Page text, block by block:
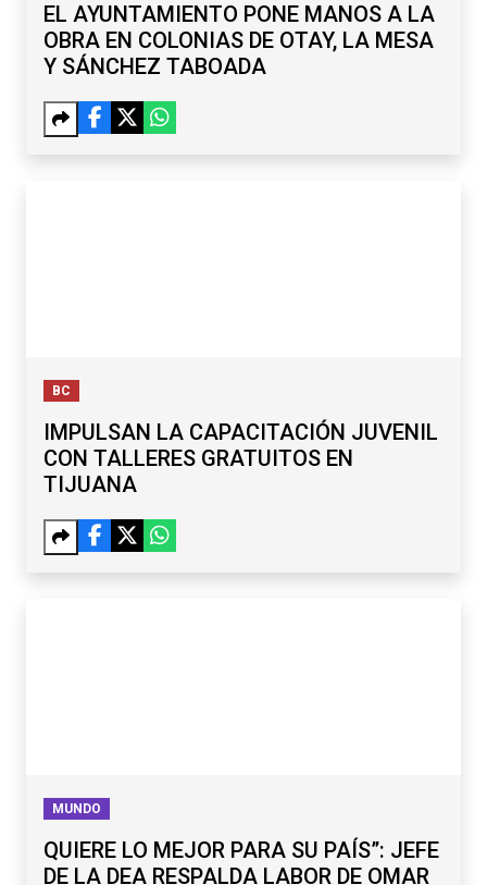
EL AYUNTAMIENTO PONE MANOS A LA
OBRA EN COLONIAS DE OTAY, LA MESA
Y SÁNCHEZ TABOADA
BC
IMPULSAN LA CAPACITACIÓN JUVENIL
CON TALLERES GRATUITOS EN
TIJUANA
MUNDO
QUIERE LO MEJOR PARA SU PAÍS”: JEFE
DE LA DEA RESPALDA LABOR DE OMAR